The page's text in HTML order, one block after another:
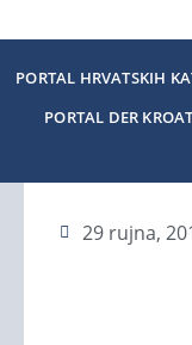
PORTAL HRVATSKIH
PORTAL DER
29 rujna,